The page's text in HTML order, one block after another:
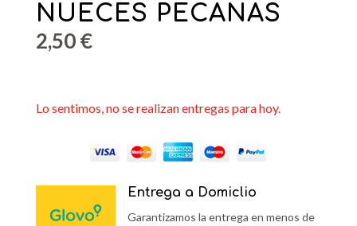
NUECES PECANAS
2,50€
Lo sentimos, no se realizan entregas para hoy.
Entrega a Domiclio
Garantizamos la entrega en menos de